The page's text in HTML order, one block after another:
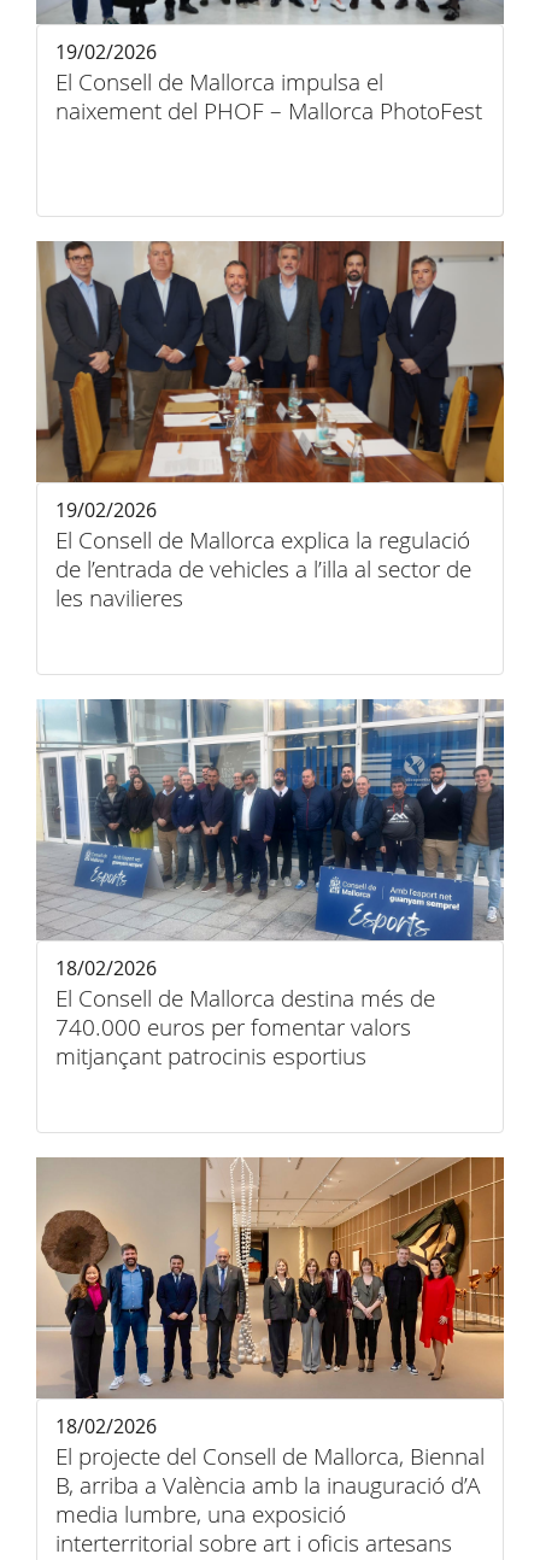
El Consell de Mallorca impulsa el
naixement del PHOF – Mallorca PhotoFest
19/02/2026
El Consell de Mallorca explica la regulació
de l’entrada de vehicles a l’illa al sector de
les navilieres
19/02/2026
El Consell de Mallorca destina més de
740.000 euros per fomentar valors
mitjançant patrocinis esportius
18/02/2026
El projecte del Consell de Mallorca, Biennal
B, arriba a València amb la inauguració d’A
media lumbre, una exposició
interterritorial sobre art i oficis artesans
18/02/2026